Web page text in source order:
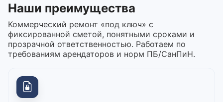
Наши преимущества
Коммерческий ремонт «под ключ» с
фиксированной сметой, понятными сроками и
прозрачной ответственностью. Работаем по
требованиям арендаторов и норм ПБ/СанПиН.